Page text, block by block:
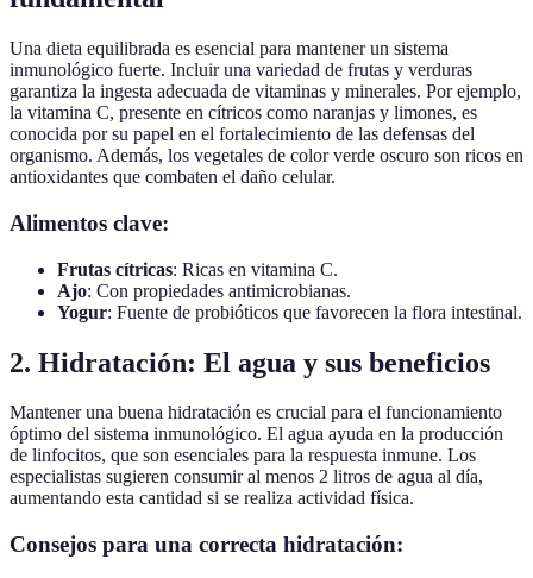
Una dieta equilibrada es esencial para mantener un sistema
inmunológico fuerte. Incluir una variedad de frutas y verduras
garantiza la ingesta adecuada de vitaminas y minerales. Por ejemplo,
la vitamina C, presente en cítricos como naranjas y limones, es
conocida por su papel en el fortalecimiento de las defensas del
organismo. Además, los vegetales de color verde oscuro son ricos en
antioxidantes que combaten el daño celular.
Alimentos clave:
Frutas cítricas: Ricas en vitamina C.
Ajo: Con propiedades antimicrobianas.
Yogur: Fuente de probióticos que favorecen la flora intestinal.
2. Hidratación: El agua y sus beneficios
Mantener una buena hidratación es crucial para el funcionamiento
óptimo del sistema inmunológico. El agua ayuda en la producción
de linfocitos, que son esenciales para la respuesta inmune. Los
especialistas sugieren consumir al menos 2 litros de agua al día,
aumentando esta cantidad si se realiza actividad física.
Consejos para una correcta hidratación: